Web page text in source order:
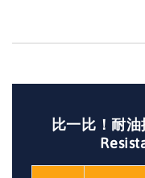
比一比！耐